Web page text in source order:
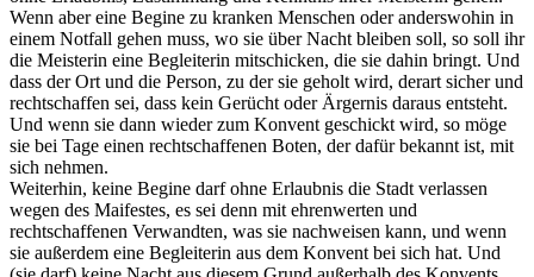
Wenn aber eine Begine zu kranken Menschen oder anderswohin in
einem Notfall gehen muss, wo sie über Nacht bleiben soll, so soll ihr
die Meisterin eine Begleiterin mitschicken, die sie dahin bringt. Und
dass der Ort und die Person, zu der sie geholt wird, derart sicher und
rechtschaffen sei, dass kein Gerücht oder Ärgernis daraus entsteht.
Und wenn sie dann wieder zum Konvent geschickt wird, so möge
sie bei Tage einen rechtschaffenen Boten, der dafür bekannt ist, mit
sich nehmen.
Weiterhin, keine Begine darf ohne Erlaubnis die Stadt verlassen
wegen des Maifestes, es sei denn mit ehrenwerten und
rechtschaffenen Verwandten, was sie nachweisen kann, und wenn
sie außerdem eine Begleiterin aus dem Konvent bei sich hat. Und